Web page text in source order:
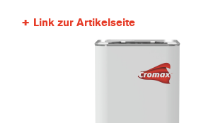
Link zur Artikelseite